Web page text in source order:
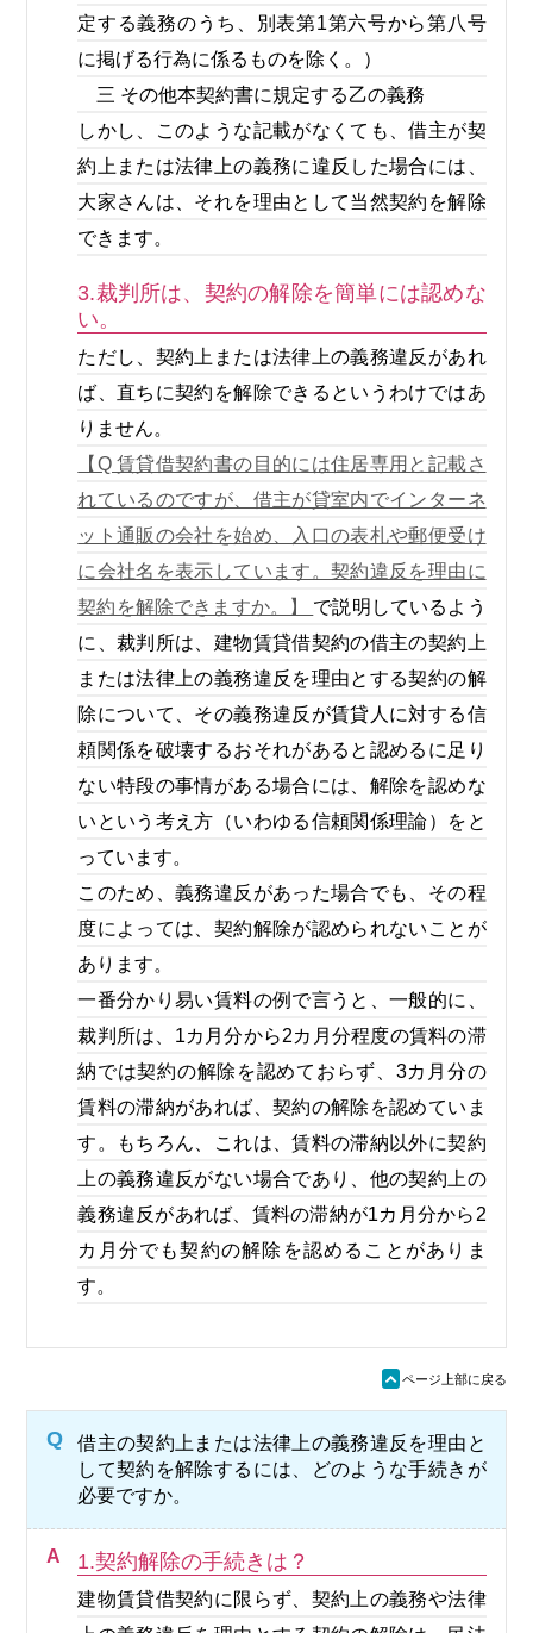
定する義務のうち、別表第1第六号から第八号
に掲げる行為に係るものを除く。）
三 その他本契約書に規定する乙の義務
しかし、このような記載がなくても、借主が契
約上または法律上の義務に違反した場合には、
大家さんは、それを理由として当然契約を解除
できます。
3.裁判所は、契約の解除を簡単には認めな
い。
ただし、契約上または法律上の義務違反があれ
ば、直ちに契約を解除できるというわけではあ
りません。
【Q 賃貸借契約書の目的には住居専用と記載さ
れているのですが、借主が貸室内でインターネ
ット通販の会社を始め、入口の表札や郵便受け
に会社名を表示しています。契約違反を理由に
契約を解除できますか。】 で説明しているよう
に、裁判所は、建物賃貸借契約の借主の契約上
または法律上の義務違反を理由とする契約の解
除について、その義務違反が賃貸人に対する信
頼関係を破壊するおそれがあると認めるに足り
ない特段の事情がある場合には、解除を認めな
いという考え方（いわゆる信頼関係理論）をと
っています。
このため、義務違反があった場合でも、その程
度によっては、契約解除が認められないことが
あります。
一番分かり易い賃料の例で言うと、一般的に、
裁判所は、1カ月分から2カ月分程度の賃料の滞
納では契約の解除を認めておらず、3カ月分の
賃料の滞納があれば、契約の解除を認めていま
す。もちろん、これは、賃料の滞納以外に契約
上の義務違反がない場合であり、他の契約上の
義務違反があれば、賃料の滞納が1カ月分から2
カ月分でも契約の解除を認めることがありま
す。
ü ページ上部に戻る
Q
借主の契約上または法律上の義務違反を理由と
して契約を解除するには、どのような手続きが
必要ですか。
A 1.契約解除の手続きは？
建物賃貸借契約に限らず、契約上の義務や法律